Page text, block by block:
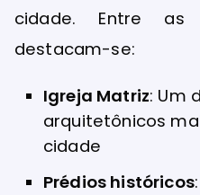
cidade. Entre as
destacam-se:
Igreja Matriz: Um
arquitetônicos
cidade
Prédios históricos